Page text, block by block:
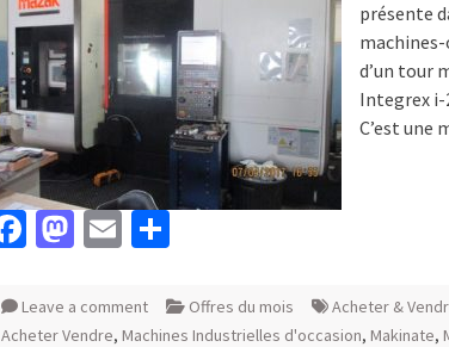
présente
machines-
d’un tour
Integrex i-
C’est une
Facebook
Mastodon
Email
Leave a comment Offres du mois Acheter &
Acheter Vendre, Machines Industrielles d'occasion, Makinate,